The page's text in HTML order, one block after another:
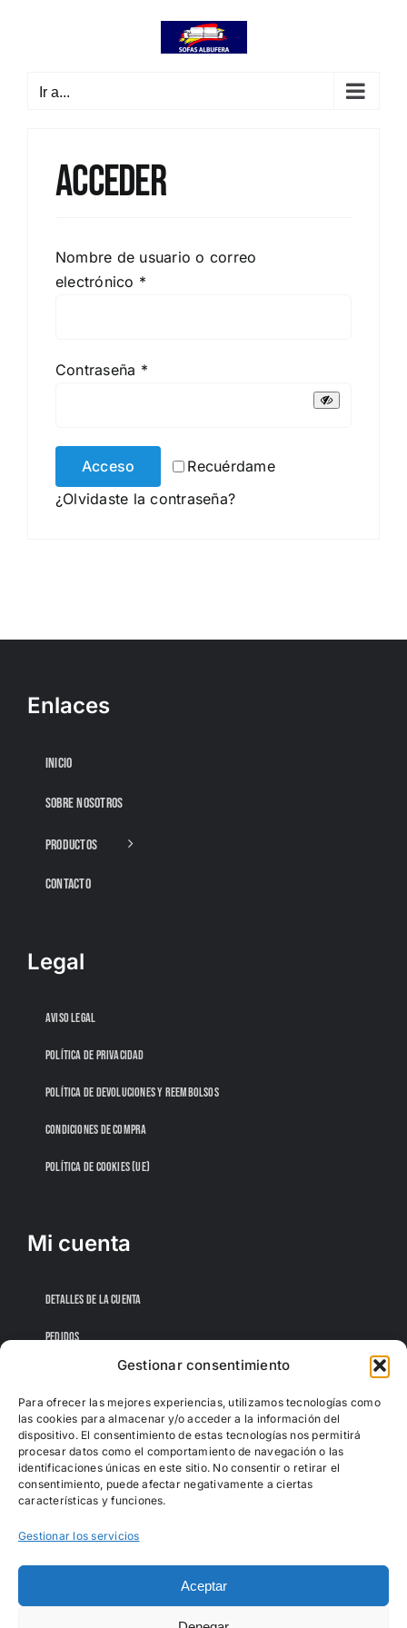
Gestionar consentimiento
Para ofrecer las mejores experiencias, utilizamos tecnologías como
las cookies para almacenar y/o acceder a la información del
dispositivo. El consentimiento de estas tecnologías nos permitirá
procesar datos como el comportamiento de navegación o las
identificaciones únicas en este sitio. No consentir o retirar el
consentimiento, puede afectar negativamente a ciertas
características y funciones.
Gestionar los servicios
Aceptar
Ir a...
Acceder
Nombre de usuario o correo
electrónico *
Contraseña *Obligatorio
Recuérdame
Acceso
¿Olvidaste la contraseña?
Enlaces
INICIO
SOBRE NOSOTROS
PRODUCTOS
CONTACTO
Legal
AVISO LEGAL
POLÍTICA DE PRIVACIDAD
POLÍTICA DE DEVOLUCIONES Y REEMBOLSOS
CONDICIONES DE COMPRA
POLÍTICA DE COOKIES (UE)
Mi cuenta
DETALLES DE LA CUENTA
PEDIDOS
CONTRASEÑA PERDIDA